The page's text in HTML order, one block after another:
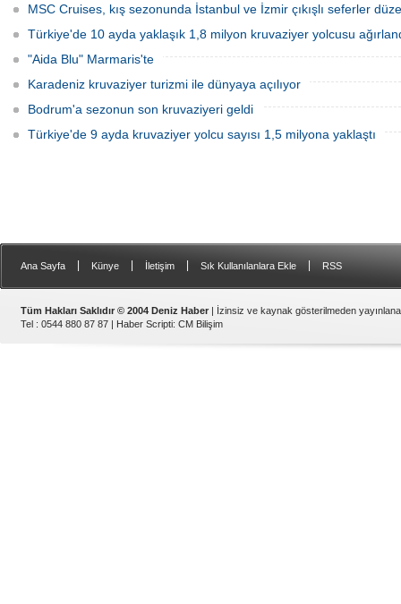
MSC Cruises, kış sezonunda İstanbul ve İzmir çıkışlı seferler
Türkiye'de 10 ayda yaklaşık 1,8 milyon kruvaziyer yolcusu
"Aida Blu" Marmaris'te
Karadeniz kruvaziyer turizmi ile dünyaya açılıyor
Bodrum'a sezonun son kruvaziyeri geldi
Türkiye'de 9 ayda kruvaziyer yolcu sayısı 1,5 milyona yaklaştı
Ana Sayfa Künye İletişim Sık Kullanılanlara Ekle RSS
Tüm Hakları Saklıdır © 2004 Deniz Haber | İzinsiz ve kaynak gösterilmeden
Tel : 0544 880 87 87 | Haber Scripti: CM Bilişim